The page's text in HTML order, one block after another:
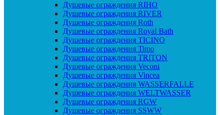
Душевые ограждения RIHO
Душевые ограждения RIVER
Душевые ограждения Roth
Душевые ограждения Royal Bath
Душевые ограждения TICINO
Душевые ограждения Timo
Душевые ограждения TRITON
Душевые ограждения Veconi
Душевые ограждения Vincea
Душевые ограждения WASSERFALLE
Душевые ограждения WELTWASSER
Душевые ограждения RGW
Душевые ограждения SSWW